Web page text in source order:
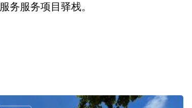
务服务项目驿栈。